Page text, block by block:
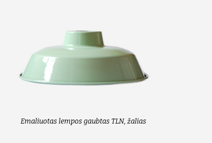
Emaliuotas lempos gaubtas TLN, žalias